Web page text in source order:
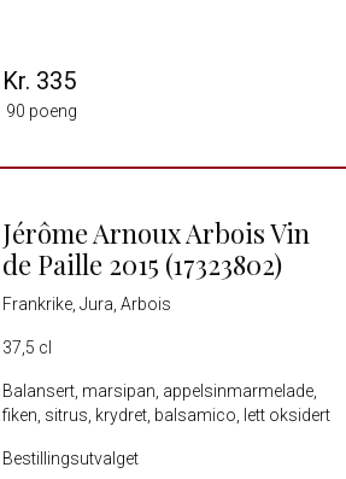
Kr. 335
90 poeng
Jérôme Arnoux Arbois Vin
de Paille 2015 (17323802)
Frankrike, Jura, Arbois
37,5 cl
Balansert, marsipan, appelsinmarmelade,
fiken, sitrus, krydret, balsamico, lett oksidert
Bestillingsutvalget